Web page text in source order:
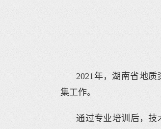
2021年，湖南省地
集工作。
通过专业培训后，技